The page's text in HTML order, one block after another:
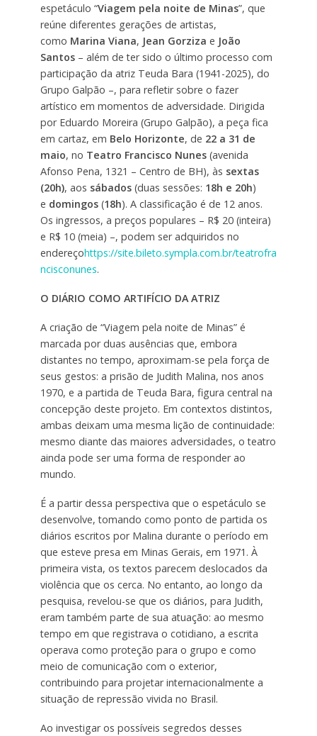
espetáculo “Viagem pela noite de Minas”, que
reúne diferentes gerações de artistas,
como Marina Viana, Jean Gorziza e João
Santos – além de ter sido o último processo com
participação da atriz Teuda Bara (1941-2025), do
Grupo Galpão –, para refletir sobre o fazer
artístico em momentos de adversidade. Dirigida
por Eduardo Moreira (Grupo Galpão), a peça fica
em cartaz, em Belo Horizonte, de 22 a 31 de
maio, no Teatro Francisco Nunes(avenida
Afonso Pena, 1321 – Centro de BH), às sextas
(20h), aos sábados(duas sessões: 18h e 20h)
e domingos(18h). A classificação é de 12 anos.
Os ingressos, a preços populares – R$ 20 (inteira)
e R$ 10 (meia) –, podem ser adquiridos no
endereçohttps://site.bileto.sympla.com.br/teatrofra
ncisconunes.
O DIÁRIO COMO ARTIFÍCIO DA ATRIZ
A criação de “Viagem pela noite de Minas” é
marcada por duas ausências que, embora
distantes no tempo, aproximam-se pela força de
seus gestos: a prisão de Judith Malina, nos anos
1970, e a partida de Teuda Bara, figura central na
concepção deste projeto. Em contextos distintos,
ambas deixam uma mesma lição de continuidade:
mesmo diante das maiores adversidades, o teatro
ainda pode ser uma forma de responder ao
mundo.
É a partir dessa perspectiva que o espetáculo se
desenvolve, tomando como ponto de partida os
diários escritos por Malina durante o período em
que esteve presa em Minas Gerais, em 1971. À
primeira vista, os textos parecem deslocados da
violência que os cerca. No entanto, ao longo da
pesquisa, revelou-se que os diários, para Judith,
eram também parte de sua atuação: ao mesmo
tempo em que registrava o cotidiano, a escrita
operava como proteção para o grupo e como
meio de comunicação com o exterior,
contribuindo para projetar internacionalmente a
situação de repressão vivida no Brasil.
Ao investigar os possíveis segredos desses